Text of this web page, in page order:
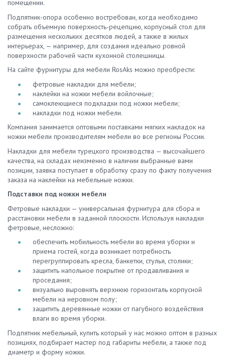
помещении.
Подпятник-опора особенно востребован, когда необходимо
собрать объемную поверхность-рецепцию, корпусный стол для
размещения нескольких десятков людей, а также в жилых
интерьерах, — например, для создания идеально ровной
поверхности рабочей части кухонной столешницы.
На сайте фурнитуры для мебели RosAks можно преобрести:
фетровые накладки для мебели;
наклейки на ножки мебели войлочные;
самоклеющиеся подкладки под ножки мебели;
накладки под ножки мебели.
Компания занимается оптовыми поставками мягких накладок на
ножки мебели производителям мебели во все регионы России.
Накладки для мебели турецкого производства — высочайшего
качества, на складах неизменно в наличии выбранные вами
позиции, заявка поступает в обработку сразу по факту получения
заказа на наклейки на мебельные ножки.
Подставки под ножки мебели
Фетровые накладки — универсальная фурнитура для сбора и
расстановки мебели в заданной плоскости. Используя накладки
фетровые, несложно:
обеспечить мобильность мебели во время уборки и
приема гостей, когда возникает потребность
перегруппировать кресла, банкетки, стулья, столики;
защитить напольное покрытие от продавливания и
проседания;
визуально выровнять верхнюю горизонталь корпусной
мебели на неровном полу;
защитить деревянные ножки от пагубного воздействия
влаги во время уборки.
Подпятник мебельный, купить который у нас можно оптом в разных
позициях, подбирает мастер под габариты мебели, а также под
диаметр и форму ножки.